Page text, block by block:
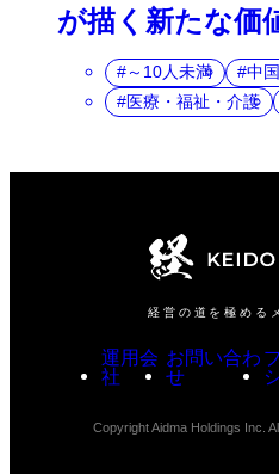
が描く新たな価
～10人未満
中
医療・福祉・介護
経営の道を極める
運用会
社
お問い合わ
せ
Copyright Aidma Holdings Inc.